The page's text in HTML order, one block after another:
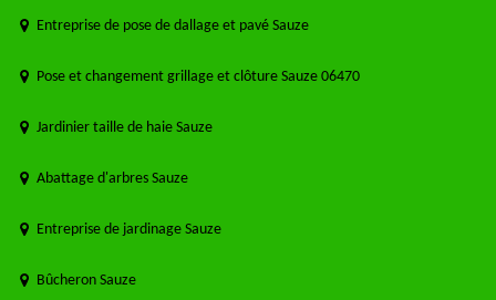
Entreprise de pose de dallage et pavé Sauze
Pose et changement grillage et clôture Sauze 06470
Jardinier taille de haie Sauze
Abattage d'arbres Sauze
Entreprise de jardinage Sauze
Bûcheron Sauze